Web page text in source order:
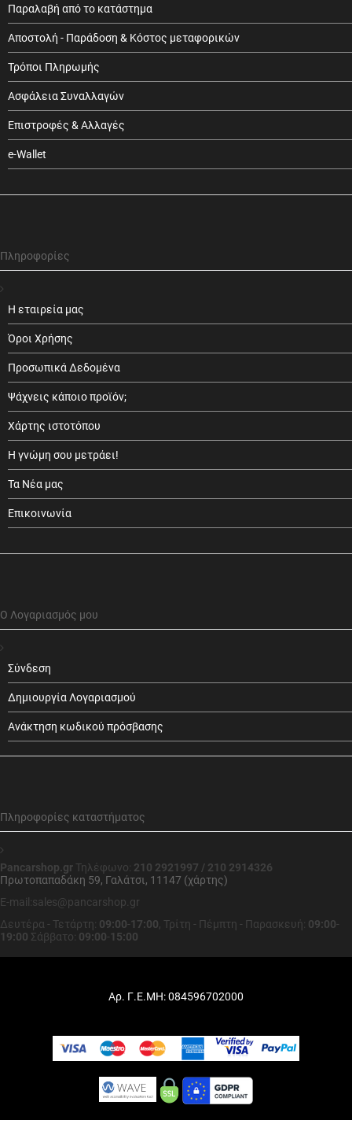
Παραλαβή από το κατάστημα
Αποστολή - Παράδοση & Κόστος μεταφορικών
Τρόποι Πληρωμής
Ασφάλεια Συναλλαγών
Επιστροφές & Αλλαγές
e-Wallet
Πληροφορίες
Η εταιρεία μας
Όροι Χρήσης
Προσωπικά Δεδομένα
Ψάχνεις κάποιο προϊόν;
Χάρτης ιστοτόπου
Η γνώμη σου μετράει!
Τα Νέα μας
Επικοινωνία
Ο Λογαριασμός μου
Σύνδεση
Δημιουργία Λογαριασμού
Ανάκτηση κωδικού πρόσβασης
Πληροφορίες καταστήματος
Pancarshop.gr Τηλέφωνο: 210 2921997 / 210 2914326
Πρωτοπαπαδάκη 59, Γαλάτσι, 11147 (χάρτης)
E-mail:sales@pancarshop.gr
Δευτέρα - Τετάρτη: 09:00-17:00, Τρίτη - Πέμπτη - Παρασκευή: 09:00-
19:00 Σάββατο: 09:00-15:00
Αρ. Γ.Ε.ΜΗ: 084596702000